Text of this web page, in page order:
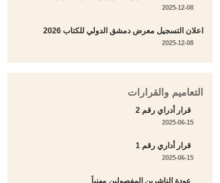
2025-12-08
اعلان التسجيل معرض دمشق الدولي للكتاب 2026
2025-12-08
التعاميم والقرارات
قرار أدراي رقم 2
2025-06-15
قرار أداري رقم 1
2025-06-15
عودة الناشرين المفصولين مهنياً